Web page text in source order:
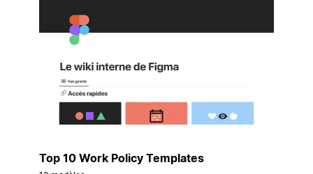
Top 10 Work Policy Templates